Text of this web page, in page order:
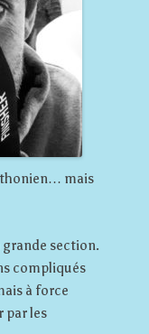
mais
grande section.
compliqués
à force
par les